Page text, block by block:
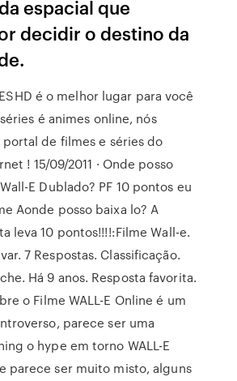
espacial que
decidir o destino da
é o melhor lugar para você
é animes online, nós
de filmes e séries do
! 15/09/2011 · Onde posso
E Dublado? PF 10 pontos eu
Aonde posso baixa lo? A
leva 10 pontos!!!!:Filme Wall-e.
7 Respostas. Classificação.
Há 9 anos. Resposta favorita.
o Filme WALL-E Online é um
parece ser uma
o hype em torno WALL-E
parece ser muito misto, alguns